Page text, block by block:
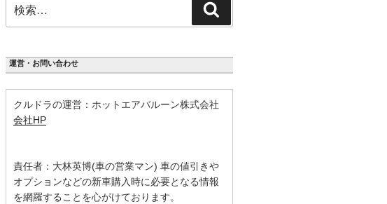
索:
索
運営・お問い合わせ
クルドラの運営：ホットエアバルーン株式会社
会社HP
責任者：大林英博(車の営業マン) 車の値引きや
オプションなどの新車購入時に必要となる情報
を網羅することを心がけております。